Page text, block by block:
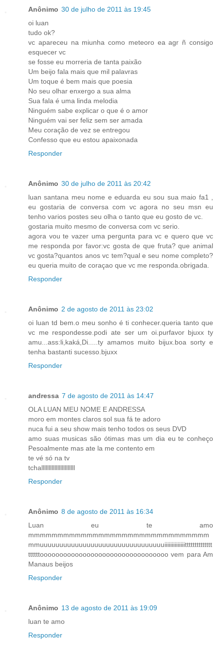
Anônimo 30 de julho de 2011 às 19:45
oi luan
tudo ok?
vc apareceu na miunha como meteoro ea agr ñ consigo
esquecer vc
se fosse eu morreria de tanta paixão
Um beijo fala mais que mil palavras
Um toque é bem mais que poesia
No seu olhar enxergo a sua alma
Sua fala é uma linda melodia
Ninguém sabe explicar o que é o amor
Ninguém vai ser feliz sem ser amada
Meu coração de vez se entregou
Confesso que eu estou apaixonada
Responder
Anônimo 30 de julho de 2011 às 20:42
luan santana meu nome e eduarda eu sou sua maio fa1 ,
eu gostaria de conversa com vc agora no seu msn eu
tenho varios postes seu olha o tanto que eu gosto de vc.
gostaria muito mesmo de conversa com vc serio.
agora vou te vazer uma pergunta para vc e quero que vc
me responda por favor:vc gosta de que fruta? que animal
vc gosta?quantos anos vc tem?qual e seu nome completo?
eu queria muito de coraçao que vc me responda.obrigada.
Responder
Anônimo 2 de agosto de 2011 às 23:02
oi luan td bem.o meu sonho é ti conhecer.queria tanto que
vc me respondesse.podi ate ser um oi.purfavor bjuxx ty
amu...ass:li,kaká,Di.....ty amamos muito bijux.boa sorty e
tenha bastanti sucesso.bjuxx
Responder
andressa 7 de agosto de 2011 às 14:47
OLA LUAN MEU NOME E ANDRESSA
moro em montes claros sol sua fá te adoro
nuca fui a seu show mais tenho todos os seus DVD
amo suas musicas são ótimas mas um dia eu te conheço
Pesoalmente mas ate la me contento em
te vé só na tv
tchalllllllllllllllllllllll
Responder
Anônimo 8 de agosto de 2011 às 16:34
Luan eu te amo
mmmmmmmmmmmmmmmmmmmmmmmmmmmmmmm
mmuuuuuuuuuuuuuuuuuuuuuuuuuuuuuuuuiiiiiiiiiiiiiitttttttttttttt
ttttttooooooooooooooooooooooooooooooooo vem para Am
Manaus beijos
Responder
Anônimo 13 de agosto de 2011 às 19:09
luan te amo
Responder